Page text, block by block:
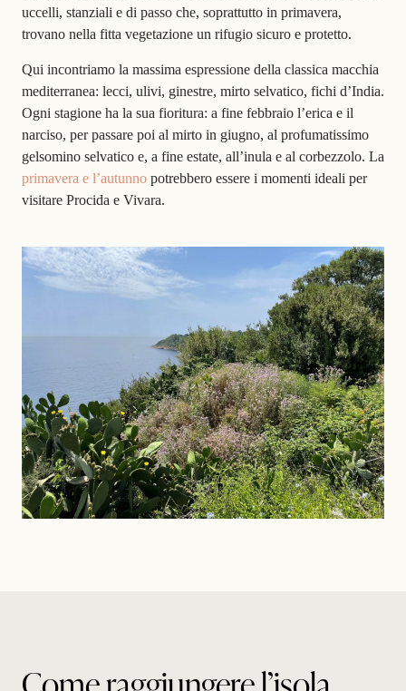
uccelli, stanziali e di passo che, soprattutto in primavera,
trovano nella fitta vegetazione un rifugio sicuro e protetto.
Qui incontriamo la massima espressione della classica macchia
mediterranea: lecci, ulivi, ginestre, mirto selvatico, fichi d’India.
Ogni stagione ha la sua fioritura: a fine febbraio l’erica e il
narciso, per passare poi al mirto in giugno, al profumatissimo
gelsomino selvatico e, a fine estate, all’inula e al corbezzolo. La
primavera e l’autunno potrebbero essere i momenti ideali per
visitare Procida e Vivara.